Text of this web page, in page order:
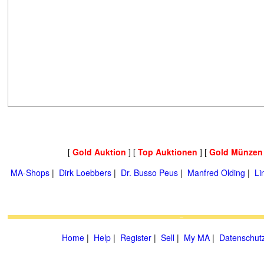
[ Gold Auktion ] [ Top Auktionen ] [ Gold
MA-Shops | Dirk Loebbers | Dr. Busso Peus | Manfred Olding |
Home | Help | Register | Sell | My MA |